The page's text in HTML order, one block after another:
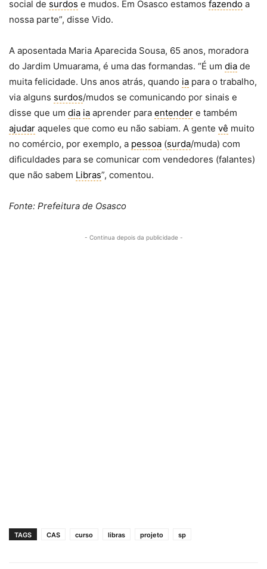
social de surdos e mudos. Em Osasco estamos fazendo a
nossa parte”, disse Vido.
A aposentada Maria Aparecida Sousa, 65 anos, moradora
do Jardim Umuarama, é uma das formandas. “É um dia de
muita felicidade. Uns anos atrás, quando ia para o trabalho,
via alguns surdos/mudos se comunicando por sinais e
disse que um dia ia aprender para entender e também
ajudar aqueles que como eu não sabiam. A gente vê muito
no comércio, por exemplo, a pessoa (surda/muda) com
dificuldades para se comunicar com vendedores (falantes)
que não sabem Libras”, comentou.
Fonte: Prefeitura de Osasco
- Continua depois da publicidade -
TAGS CAS curso libras projeto sp